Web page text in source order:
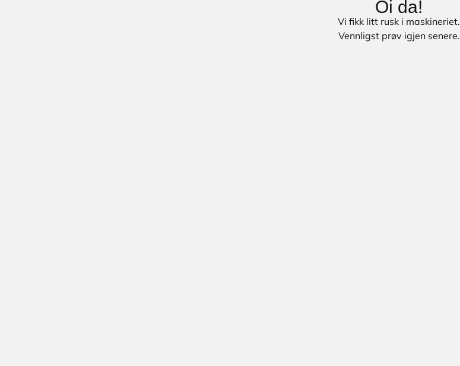
Oi da!
Vi fikk litt rusk i maskineriet.
Vennligst prøv igjen senere.